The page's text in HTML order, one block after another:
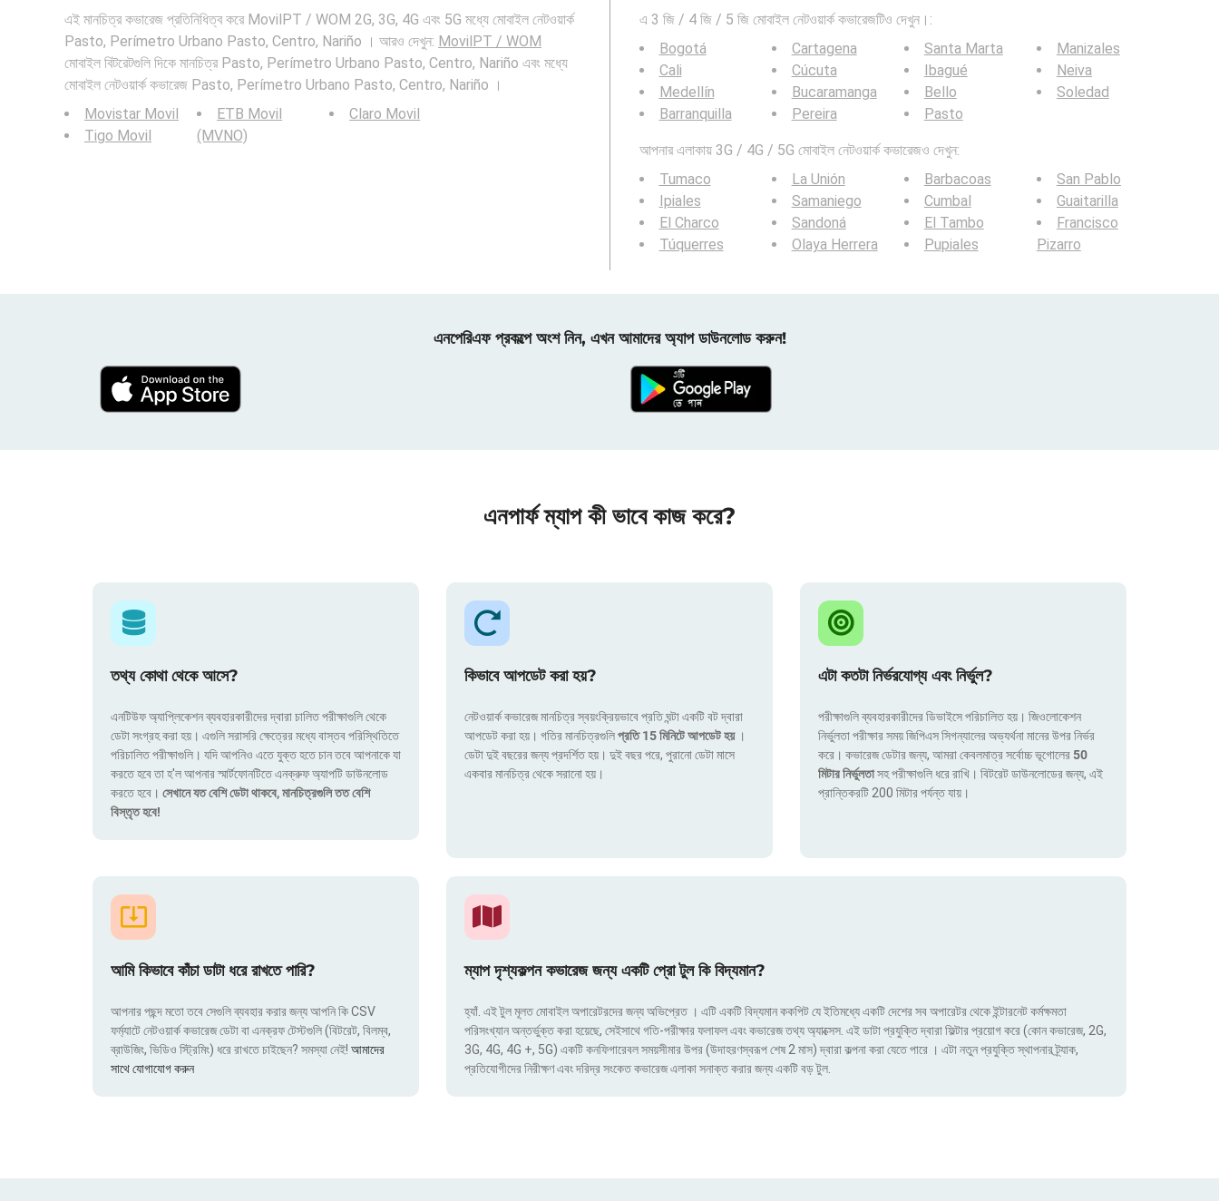
এই মানচিত্র কভারেজ প্রতিনিধিত্ব করে MovilPT / WOM 2G, 3G, 4G এবং 5G মধ্যে মোবাইল নেটওয়ার্ক
Pasto, Perímetro Urbano Pasto, Centro, Nariño । আরও দেখুন: MovilPT / WOM
মোবাইল বিটরেটগুলি দিকে মানচিত্র Pasto, Perímetro Urbano Pasto, Centro, Nariño এবং মধ্যে
মোবাইল নেটওয়ার্ক কভারেজ Pasto, Perímetro Urbano Pasto, Centro, Nariño ।
Movistar Movil
Tigo Movil
ETB Movil
(MVNO)
Claro Movil
এ 3 জি / 4 জি / 5 জি মোবাইল নেটওয়ার্ক কভারেজটিও দেখুন।:
Bogotá
Cali
Medellín
Barranquilla
Cartagena
Cúcuta
Bucaramanga
Pereira
Santa Marta
Ibagué
Bello
Pasto
Manizales
Neiva
Soledad
আপনার এলাকায় 3G / 4G / 5G মোবাইল নেটওয়ার্ক কভারেজও দেখুন:
Tumaco
Ipiales
El Charco
Túquerres
La Unión
Samaniego
Sandoná
Olaya Herrera
Barbacoas
Cumbal
El Tambo
Pupiales
San Pablo
Guaitarilla
Francisco
Pizarro
এনপেরিএফ প্রকল্পে অংশ নিন, এখন আমাদের অ্যাপ ডাউনলোড করুন!
এনপার্ফ ম্যাপ কী ভাবে কাজ করে?
তথ্য কোথা থেকে আসে?
এনটিউফ অ্যাপ্লিকেশন ব্যবহারকারীদের দ্বারা চালিত পরীক্ষাগুলি থেকে
ডেটা সংগ্রহ করা হয়। এগুলি সরাসরি ক্ষেত্রের মধ্যে বাস্তব পরিস্থিতিতে
পরিচালিত পরীক্ষাগুলি। যদি আপনিও এতে যুক্ত হতে চান তবে আপনাকে যা
করতে হবে তা হ'ল আপনার স্মার্টফোনটিতে এনক্রুফ অ্যাপটি ডাউনলোড
করতে হবে। সেখানে যত বেশি ডেটা থাকবে, মানচিত্রগুলি তত বেশি
বিস্তৃত হবে!
কিভাবে আপডেট করা হয়?
নেটওয়ার্ক কভারেজ মানচিত্র স্বয়ংক্রিয়ভাবে প্রতি ঘন্টা একটি বট দ্বারা
আপডেট করা হয়। গতির মানচিত্রগুলিপ্রতি 15 মিনিটে আপডেট হয় ।
ডেটা দুই বছরের জন্য প্রদর্শিত হয়। দুই বছর পরে, পুরানো ডেটা মাসে
একবার মানচিত্র থেকে সরানো হয়।
এটা কতটা নির্ভরযোগ্য এবং নির্ভুল?
পরীক্ষাগুলি ব্যবহারকারীদের ডিভাইসে পরিচালিত হয়। জিওলোকেশন
নির্ভুলতা পরীক্ষার সময় জিপিএস সিগন্যালের অভ্যর্থনা মানের উপর নির্ভর
করে। কভারেজ ডেটার জন্য, আমরা কেবলমাত্র সর্বোচ্চ ভূগোলের50
মিটার নির্ভুলতাসহ পরীক্ষাগুলি ধরে রাখি। বিটরেট ডাউনলোডের জন্য, এই
প্রান্তিকরটি 200 মিটার পর্যন্ত যায়।
আমি কিভাবে কাঁচা ডাটা ধরে রাখতে পারি?
আপনার পছন্দ মতো তবে সেগুলি ব্যবহার করার জন্য আপনি কি CSV
ফর্ম্যাটে নেটওয়ার্ক কভারেজ ডেটা বা এনক্রফ টেস্টগুলি (বিটরেট, বিলম্ব,
ব্রাউজিং, ভিডিও স্ট্রিমিং) ধরে রাখতে চাইছেন? সমস্যা নেই! আমাদের
সাথে যোগাযোগ করুন
ম্যাপ দৃশ্যকল্পন কভারেজ জন্য একটি প্রো টুল কি বিদ্যমান?
হ্যাঁ. এই টুল মূলত মোবাইল অপারেটরদের জন্য অভিপ্রেত । এটি একটি বিদ্যমান ককপিট যে ইতিমধ্যে একটি দেশের সব অপারেটর থেকে ইন্টারনেট কর্মক্ষমতা
পরিসংখ্যান অন্তর্ভুক্ত করা হয়েছে, সেইসাথে গতি-পরীক্ষার ফলাফল এবং কভারেজ তথ্য অ্যাক্সেস. এই ডাটা প্রযুক্তি দ্বারা ফিল্টার প্রয়োগ করে (কোন কভারেজ, 2G,
3G, 4G, 4G +, 5G) একটি কনফিগারেবল সময়সীমার উপর (উদাহরণস্বরূপ শেষ 2 মাস) দ্বারা কল্পনা করা যেতে পারে । এটা নতুন প্রযুক্তি স্থাপনার ট্র্যাক,
প্রতিযোগীদের নিরীক্ষণ এবং দরিদ্র সংকেত কভারেজ এলাকা সনাক্ত করার জন্য একটি বড় টুল.